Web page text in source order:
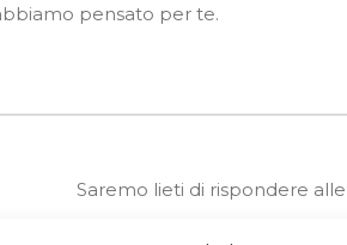
pensato per te.
Saremo lieti di rispondere